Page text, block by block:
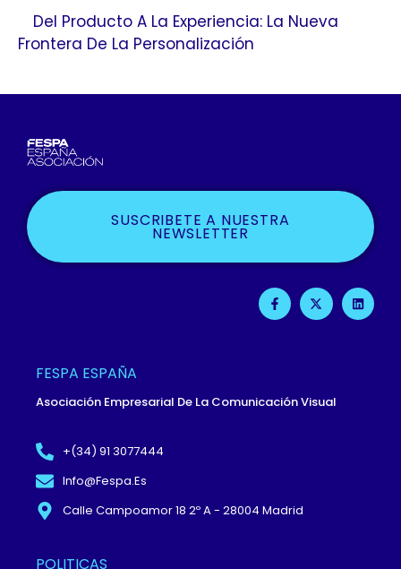
Del Producto A La Experiencia: La Nueva
Frontera De La Personalización
SUSCRIBETE A NUESTRA
NEWSLETTER
F
A
C
F
X
-
T
L
I
N
FESPA ESPAÑA
Asociación Empresarial De La Comunicación Visual
+(34) 91 3077444
Info@fespa.es
Calle Campoamor 18 2º A - 28004 Madrid
POLITICAS